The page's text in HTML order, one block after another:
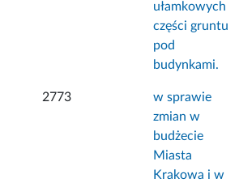
ułamkowych
części gruntu
pod
budynkami.
2773
w sprawie
zmian w
budżecie
Miasta
Krakowa i w